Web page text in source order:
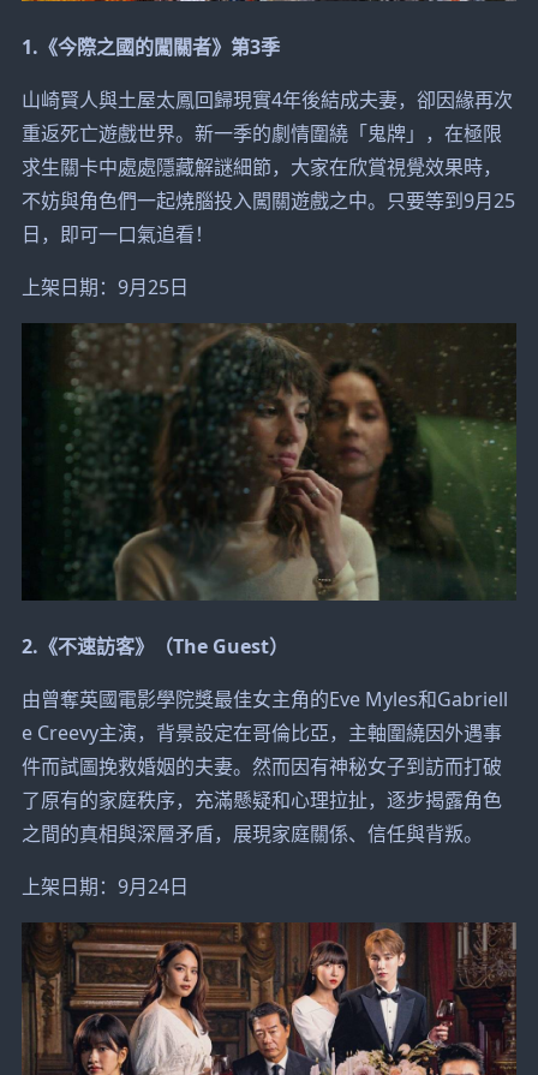
1.《今際之國的闖關者》第3季
山崎賢人與土屋太鳳回歸現實4年後結成夫妻，卻因緣再次
重返死亡遊戲世界。新一季的劇情圍繞「鬼牌」，在極限
求生關卡中處處隱藏解謎細節，大家在欣賞視覺效果時，
不妨與角色們一起燒腦投入闖關遊戲之中。只要等到9月25
日，即可一口氣追看！
上架日期：9月25日
2.《不速訪客》（The Guest）
由曾奪英國電影學院獎最佳女主角的Eve Myles和Gabriell
e Creevy主演，背景設定在哥倫比亞，主軸圍繞因外遇事
件而試圖挽救婚姻的夫妻。然而因有神秘女子到訪而打破
了原有的家庭秩序，充滿懸疑和心理拉扯，逐步揭露角色
之間的真相與深層矛盾，展現家庭關係、信任與背叛。
上架日期：9月24日